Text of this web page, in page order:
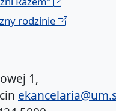
rodzinie
1,